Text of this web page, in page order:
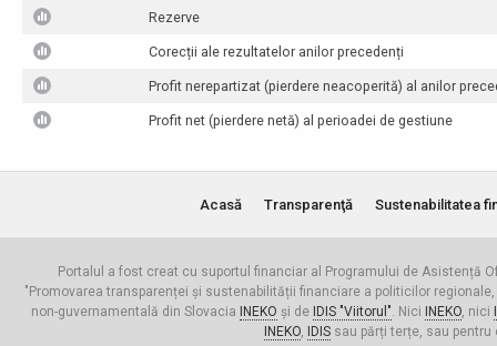
Rezerve
Corecții ale rezultatelor anilor precedenți
Profit nerepartizat (pierdere neacoperită) al anilor
Profit net (pierdere netă) al perioadei de gestiune
Acasă Transparenţă Sustenabilitatea
Portalul a fost creat cu suportul financiar al Programului de Asistență
"Promovarea transparenței și sustenabilității financiare a politicilor
non-guvernamentală din Slovacia
INEKO și de IDIS "Viitorul". Nici INEKO, nici
INEKO, IDISsau părți terțe, sau pentru